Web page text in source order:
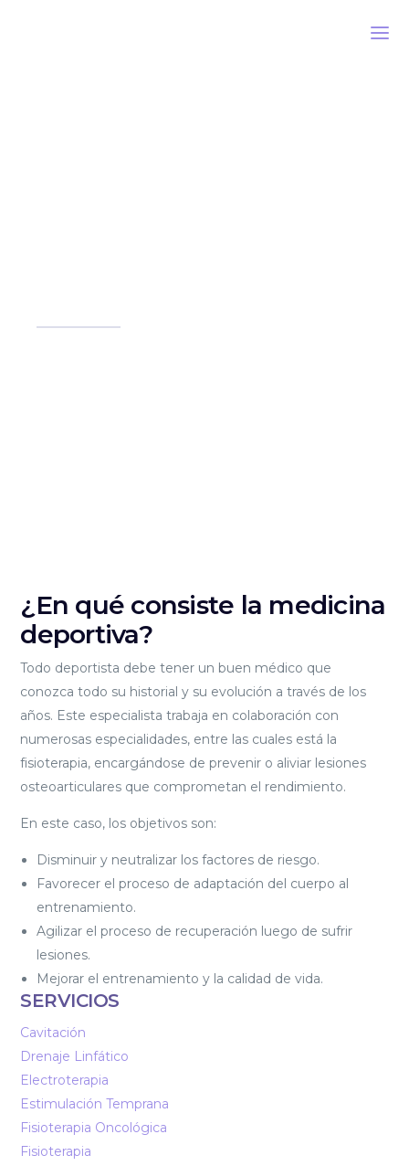
¿En qué consiste la medicina
deportiva?
Todo deportista debe tener un buen médico que
conozca todo su historial y su evolución a través de los
años. Este especialista trabaja en colaboración con
numerosas especialidades, entre las cuales está la
fisioterapia, encargándose de prevenir o aliviar lesiones
osteoarticulares que comprometan el rendimiento.
En este caso, los objetivos son:
Disminuir y neutralizar los factores de riesgo.
Favorecer el proceso de adaptación del cuerpo al
entrenamiento.
Agilizar el proceso de recuperación luego de sufrir
lesiones.
Mejorar el entrenamiento y la calidad de vida.
SERVICIOS
Cavitación
Drenaje Linfático
Electroterapia
Estimulación Temprana
Fisioterapia Oncológica
Fisioterapia